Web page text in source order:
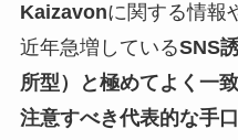
Kaizavonに関する情報
近年急増しているSNS
所型）
と極めてよく一
注意すべき代表的な手